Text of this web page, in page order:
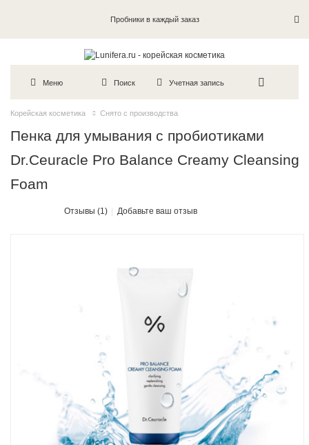
Пробники в каждый заказ
Меню Поиск Учетная запись
Корейская косметика Снято с производства
Пенка для умывания с пробиотиками
Dr.Ceuracle Pro Balance Creamy Cleansing
Foam
Отзывы (1) Добавьте ваш отзыв